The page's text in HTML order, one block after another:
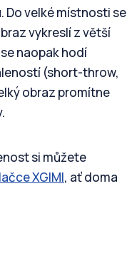
Do velké místnosti se
vykreslí z větší
naopak hodí
(short-throw,
obraz promítne
si můžete
XGIMI, ať doma